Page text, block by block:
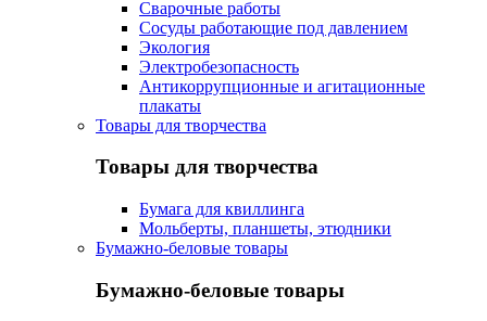
Сварочные работы
Сосуды работающие под давлением
Экология
Электробезопасность
Антикоррупционные и агитационные
плакаты
Товары для творчества
Товары для творчества
Бумага для квиллинга
Мольберты, планшеты, этюдники
Бумажно-беловые товары
Бумажно-беловые товары